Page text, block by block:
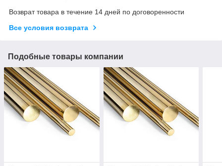
Возврат товара в течение 14 дней по договоренности
Все условия возврата
Подобные товары компании